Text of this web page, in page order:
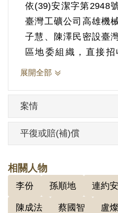
依(39)安潔字第2948
臺灣工礦公司高雄機
子慧、陳澤民密設臺
區地委組織，直接
會、工廠保衛團、員
廠支部成員。1949
1950年經臺灣省保安
條例》第5條「參加叛
徒刑5年。1954年11月
其於1999年4月向補
2000年8月經第1屆第4
過予以補償。補償理
展開全部
案情
平復或賠(補)償
相關人物
李份 孫順地 連約安
陳成法 蔡國智 盧